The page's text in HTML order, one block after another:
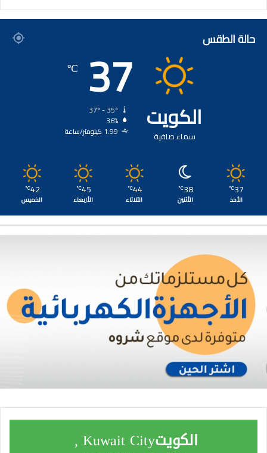
حالة الطقس
الكويت
سماء صافية
37
℃
36%
1.99 كيلومتر/ساعة
37
℃
الأحد
38
℃
الأثنين
44
℃
الثلاثاء
45
℃
الأربعاء
42
℃
الخميس